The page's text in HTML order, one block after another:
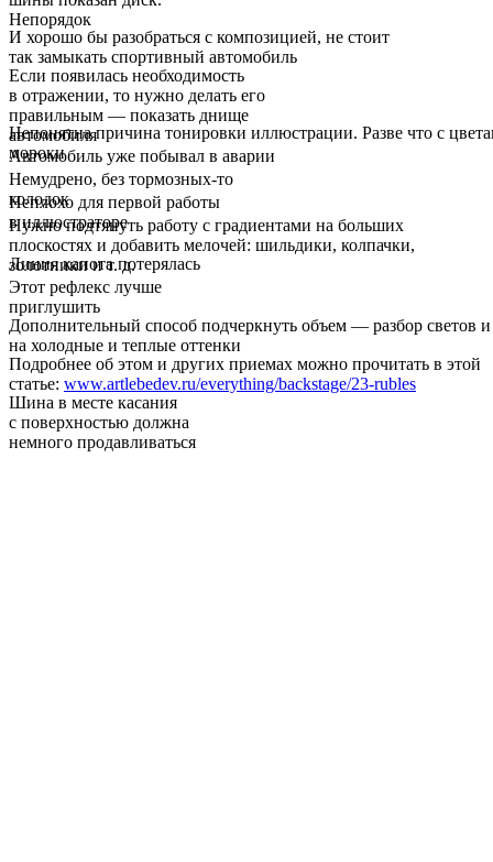
Непорядок
И хорошо бы разобраться с композицией, не стоит
так замыкать спортивный автомобиль
Если появилась необходимость
в отражении, то нужно делать его
правильным — показать днище
автомобиля
Непонятна причина тонировки иллюстрации. Разве что с
мороки
Автомобиль уже побывал в аварии
Немудрено, без тормозных-то
колодок
Неплохо для первой работы
в иллюстраторе
Нужно подтянуть работу с градиентами на больших
плоскостях и добавить мелочей: шильдики, колпачки,
золотники и т. д.
Линия капота потерялась
Этот рефлекс лучше
приглушить
Дополнительный способ подчеркнуть объем — разбор светов и
на холодные и теплые оттенки
Подробнее об этом и других приемах можно прочитать в этой
статье: www.artlebedev.ru/everything/backstage/23-rubles
Шина в месте касания
с поверхностью должна
немного продавливаться